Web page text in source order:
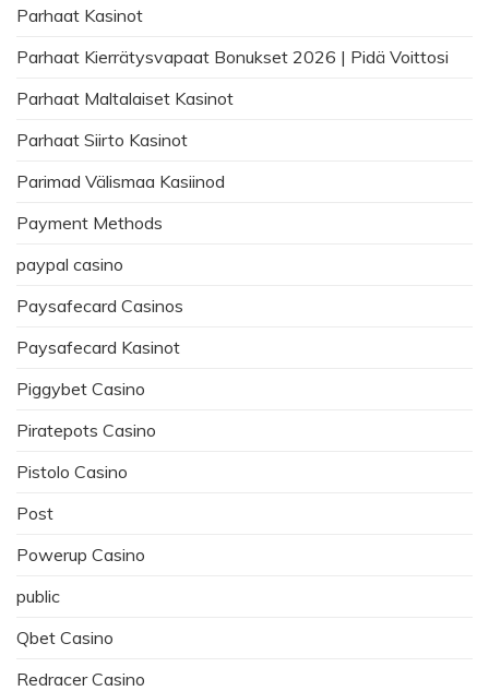
Parhaat Kasinot
Parhaat Kierrätysvapaat Bonukset 2026 | Pidä Voittosi
Parhaat Maltalaiset Kasinot
Parhaat Siirto Kasinot
Parimad Välismaa Kasiinod
Payment Methods
paypal casino
Paysafecard Casinos
Paysafecard Kasinot
Piggybet Casino
Piratepots Casino
Pistolo Casino
Post
Powerup Casino
public
Qbet Casino
Redracer Casino